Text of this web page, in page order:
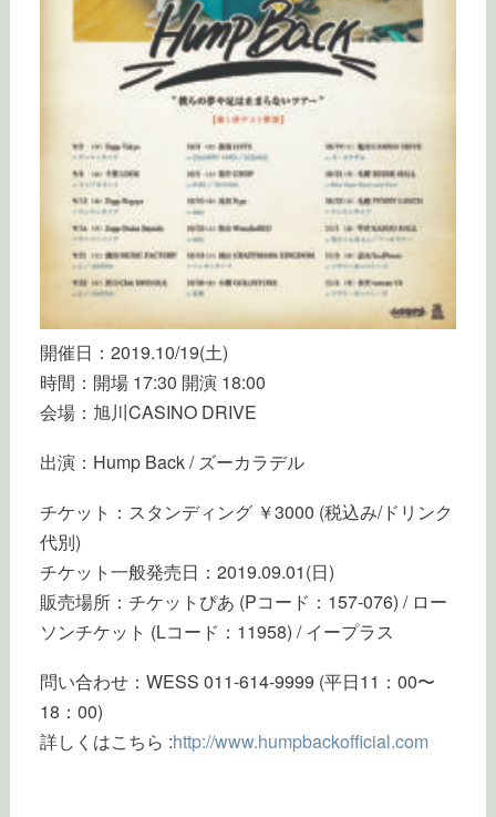
開催日：2019.10/19(土)
時間：開場 17:30 開演 18:00
会場：旭川CASINO DRIVE
出演：Hump Back / ズーカラデル
チケット：スタンディング ￥3000 (税込み/ドリンク
代別)
チケット一般発売日：2019.09.01(日)
販売場所：チケットぴあ (Pコード：157-076) / ロー
ソンチケット (Lコード：11958) / イープラス
問い合わせ：WESS 011-614-9999 (平日11：00〜
18：00)
詳しくはこちら :http://www.humpbackofficial.com